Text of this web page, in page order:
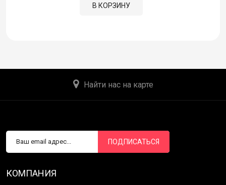
В КОРЗИНУ
Найти нас на карте
ПОДПИСАТЬСЯ
КОМПАНИЯ